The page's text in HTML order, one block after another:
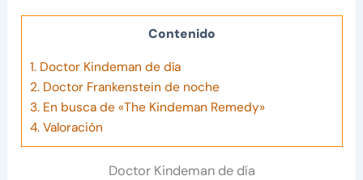
Contenido
1.Doctor Kindeman de día
2.Doctor Frankenstein de noche
3.En busca de «The Kindeman Remedy»
4.Valoración
Doctor Kindeman de día